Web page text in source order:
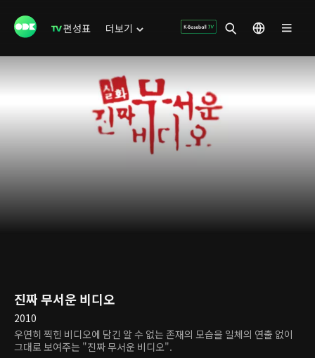
편성표 더보기
진짜 무서운 비디오
2010
우연히 찍힌 비디오에 담긴 알 수 없는 존재의 모습을 일체의 연출 없이
그대로 보여주는 "진짜 무서운 비디오".